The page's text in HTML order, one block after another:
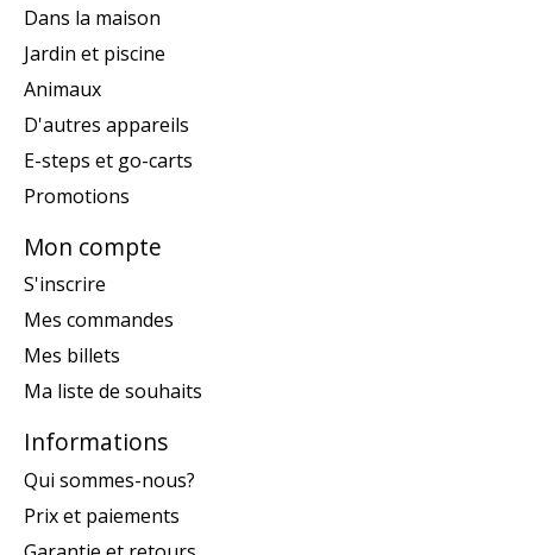
Dans la maison
Jardin et piscine
Animaux
D'autres appareils
E-steps et go-carts
Promotions
Mon compte
S'inscrire
Mes commandes
Mes billets
Ma liste de souhaits
Informations
Qui sommes-nous?
Prix et paiements